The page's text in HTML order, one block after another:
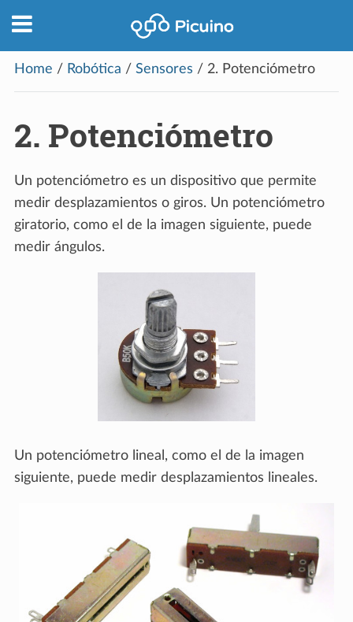
Home / Robótica / Sensores / 2. Potenciómetro
2. Potenciómetro
Un potenciómetro es un dispositivo que permite
medir desplazamientos o giros. Un potenciómetro
giratorio, como el de la imagen siguiente, puede
medir ángulos.
Un potenciómetro lineal, como el de la imagen
siguiente, puede medir desplazamientos lineales.